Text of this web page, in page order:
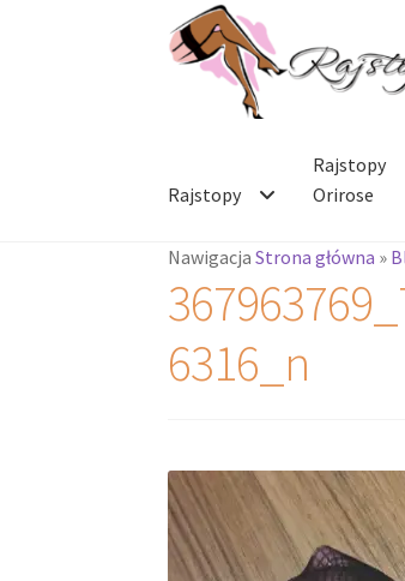
Przejdź
do
nawigacji
Przejdź
do
treści
Rajstopy
Rajstopy
Orirose
NawigacjaStrona główna »
6316_n